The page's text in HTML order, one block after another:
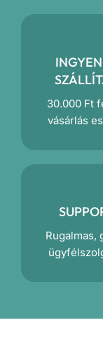
30.000 Ft
vásárlás
Rugalmas,